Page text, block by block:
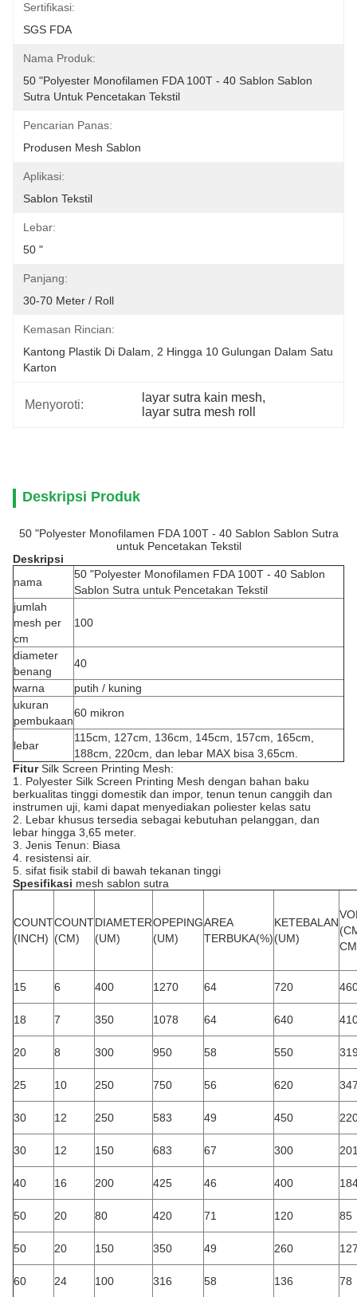
Sertifikasi:
SGS FDA
Nama Produk:
50 "Polyester Monofilamen FDA 100T - 40 Sablon Sablon
Sutra Untuk Pencetakan Tekstil
Pencarian Panas:
Produsen Mesh Sablon
Aplikasi:
Sablon Tekstil
Lebar:
50 "
Panjang:
30-70 Meter / Roll
Kemasan Rincian:
Kantong Plastik Di Dalam, 2 Hingga 10 Gulungan Dalam Satu
Karton
Menyoroti:
layar sutra kain mesh,
layar sutra mesh roll
Deskripsi Produk
50 "Polyester Monofilamen FDA 100T - 40 Sablon Sablon Sutra
untuk Pencetakan Tekstil
Deskripsi
nama
50 "Polyester Monofilamen FDA 100T - 40 Sablon
Sablon Sutra untuk Pencetakan Tekstil
jumlah
mesh per
cm
100
diameter
benang
40
warna
putih / kuning
ukuran
pembukaan
60 mikron
lebar
115cm, 127cm, 136cm, 145cm, 157cm, 165cm,
188cm, 220cm, dan lebar MAX bisa 3,65cm.
FiturSilk Screen Printing Mesh:
1. Polyester Silk Screen Printing Mesh dengan bahan baku
berkualitas tinggi domestik dan impor, tenun tenun canggih dan
instrumen uji, kami dapat menyediakan poliester kelas satu
2. Lebar khusus tersedia sebagai kebutuhan pelanggan, dan
lebar hingga 3,65 meter.
3. Jenis Tenun: Biasa
4. resistensi air.
5. sifat fisik stabil di bawah tekanan tinggi
Spesifikasi mesh sablon sutra
COUNT
(INCH)
COUNT
(CM)
DIAMETER
(UM)
OPEPING
(UM)
AREA
TERBUKA(%)
KETEBALAN
(UM)
15 6 400 1270 64 720
18 7 350 1078 64 640
20 8 300 950 58 550
25 10 250 750 56 620
30 12 250 583 49 450
30 12 150 683 67 300
40 16 200 425 46 400
50 20 80 420 71 120 85
50 20 150 350 49 260
60 24 100 316 58 136 78